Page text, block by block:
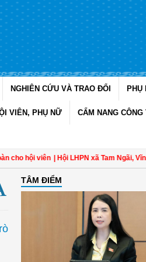
NGHIÊN CỨU VÀ TRAO ĐỔI PHỤ
VIÊN, PHỤ NỮ CẨM NANG CÔNG
viên | Hội LHPN xã Tam Ngãi, Vĩnh Long
TÂM ĐIỂM